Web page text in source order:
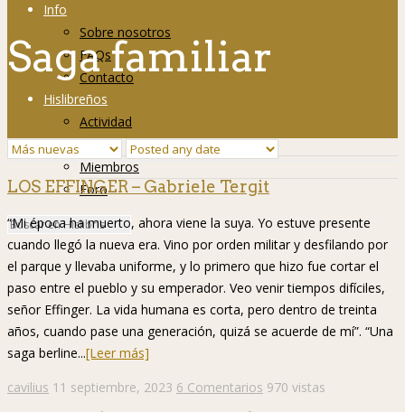
Info
Sobre nosotros
FAQs
Contacto
Hislibreños
Actividad
Grupos
Miembros
Foro
Saga familiar
LOS EFFINGER – Gabriele Tergit
“Mi época ha muerto, ahora viene la suya. Yo estuve presente
cuando llegó la nueva era. Vino por orden militar y desfilando por
el parque y llevaba uniforme, y lo primero que hizo fue cortar el
paso entre el pueblo y su emperador. Veo venir tiempos difíciles,
señor Effinger. La vida humana es corta, pero dentro de treinta
años, cuando pase una generación, quizá se acuerde de mí”. “Una
saga berline...[Leer más]
cavilius 11 septiembre, 2023 6 Comentarios 970 vistas